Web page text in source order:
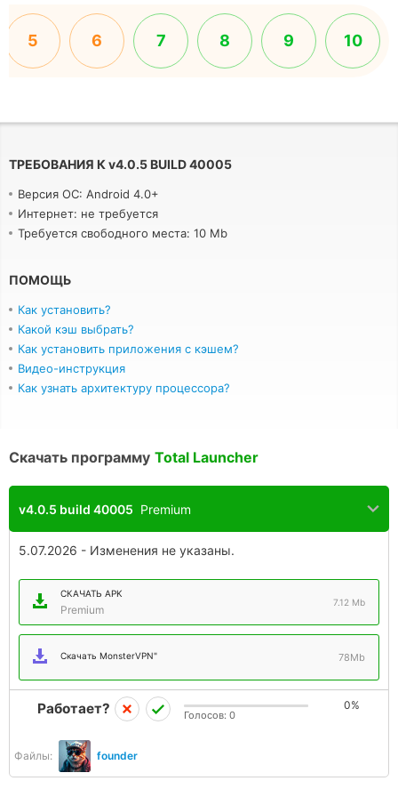
5 6 7 8 9 10
ТРЕБОВАНИЯ К v4.0.5 BUILD 40005
Версия ОС: Android 4.0+
Интернет: не требуется
Требуется свободного места: 10 Mb
ПОМОЩЬ
Как установить?
Какой кэш выбрать?
Как установить приложения с кэшем?
Видео-инструкция
Как узнать архитектуру процессора?
Скачать программу Total Launcher
v4.0.5 build 40005 Premium
5.07.2026 - Изменения не указаны.
СКАЧАТЬ APK
Premium
7.12 Mb
Скачать MonsterVPN" 78Mb
Файлы: founder
Работает? 0%
Голосов: 0